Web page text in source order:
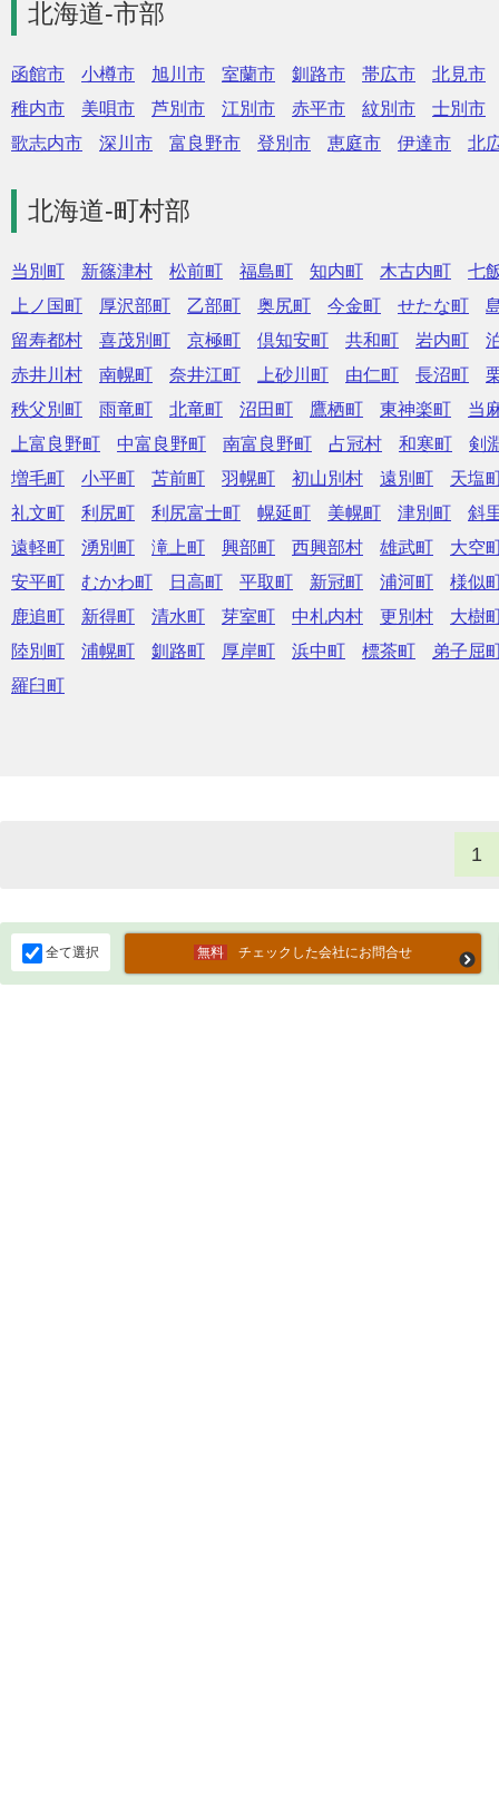
北海道-市部
函館市 小樽市 旭川市 室蘭市 釧路市 帯広市
北見市
稚内市
美唄市 芦別市 江別市 赤平市 紋別市
士別市
歌志内市
深川市 富良野市 登別市 恵庭市 伊達市 北
北海道-町村部
当別町 新篠津村 松前町 福島町 知内町 木古内町
七
上ノ国町
厚沢部町 乙部町 奥尻町 今金町 せたな町
留寿都村
喜茂別町 京極町 倶知安町 共和町 岩内町
赤井川村
南幌町 奈井江町 上砂川町 由仁町 長沼町
秩父別町
雨竜町 北竜町 沼田町 鷹栖町 東神楽町
当
上富良野町
中富良野町 南富良野町 占冠村 和寒町
剣
増毛町
小平町 苫前町 羽幌町 初山別村 遠別町
天塩
礼文町
利尻町 利尻富士町 幌延町 美幌町 津別町
斜
遠軽町
湧別町 滝上町 興部町 西興部村 雄武町
大空
安平町
むかわ町 日高町 平取町 新冠町 浦河町
様似
鹿追町
新得町 清水町 芽室町 中札内村 更別村
大樹
陸別町
浦幌町 釧路町 厚岸町 浜中町 標茶町
弟子屈
羅臼町
1
全て選択 チェックした会社にお問合せ